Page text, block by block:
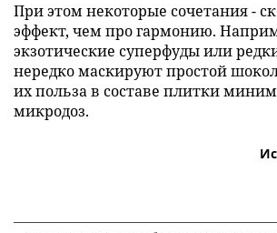
При этом некоторые сочетания -
эффект, чем про гармонию.
экзотические суперфуды или
нередко маскируют простой
их польза в составе плитки
микродоз.